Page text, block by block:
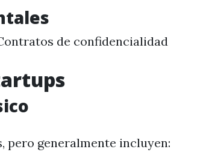
de confidencialidad
pero generalmente incluyen: